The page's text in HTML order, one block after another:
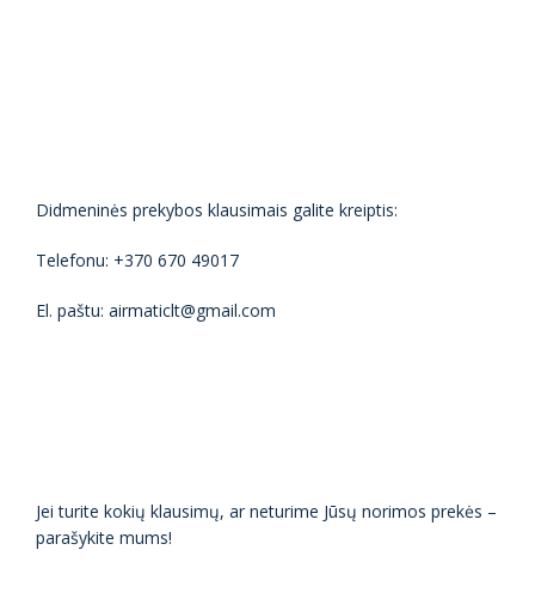
Didmeninės prekybos klausimais galite kreiptis:
Telefonu: +370 670 49017
El. paštu: airmaticlt@gmail.com
Jei turite kokių klausimų, ar neturime Jūsų norimos prekės –
parašykite mums!